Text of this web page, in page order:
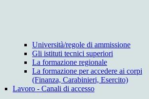
Università/regole di ammissione
Gli istituti tecnici superiori
La formazione regionale
La formazione per accedere ai corpi
(Finanza, Carabinieri, Esercito)
Lavoro - Canali di accesso